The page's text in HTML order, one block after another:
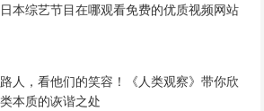
本综艺节目在哪观看免费的优质视频网站
人，看他们的笑容！《人类观察》带你欣
本质的诙谐之处